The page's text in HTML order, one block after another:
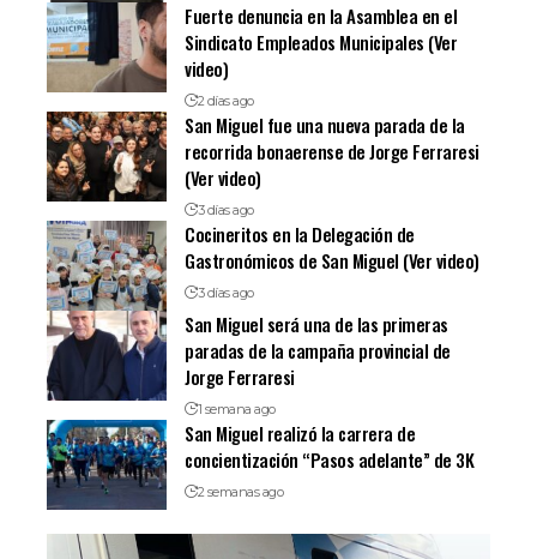
Fuerte denuncia en la Asamblea en el
Sindicato Empleados Municipales (Ver
video)
2 días ago
San Miguel fue una nueva parada de la
recorrida bonaerense de Jorge Ferraresi
(Ver video)
3 días ago
Cocineritos en la Delegación de
Gastronómicos de San Miguel (Ver video)
3 días ago
San Miguel será una de las primeras
paradas de la campaña provincial de
Jorge Ferraresi
1 semana ago
San Miguel realizó la carrera de
concientización “Pasos adelante” de 3K
2 semanas ago